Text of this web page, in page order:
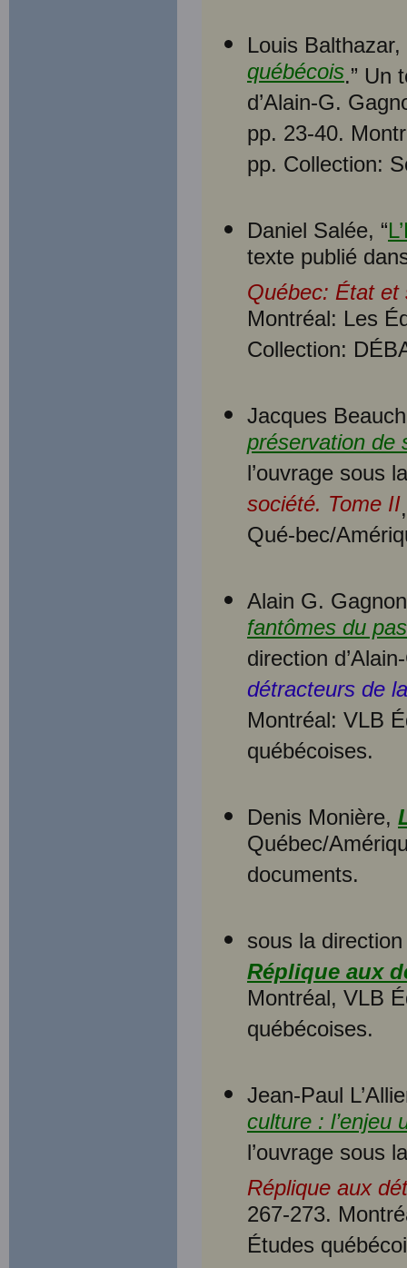
Louis Balthazar,
québécois.” Un
d’Alain-G.
pp. 23-40.
pp. Collection:
Daniel Salée, “
texte publié
Québec: État et
Montréal: Les
Collection:
Jacques
préservation de
l’ouvrage sous
société. Tome II
Qué-bec/
Alain G.
fantômes du
direction
détracteurs de
Montréal: VLB
québécoises.
Denis Monière,
Québec/
documents.
sous la
Réplique aux
Montréal, VLB
québécoises.
Jean-Paul
culture : l’enjeu
l’ouvrage sous
Réplique aux
267-273.
Études